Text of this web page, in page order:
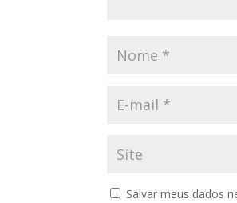
Salvar meus dados